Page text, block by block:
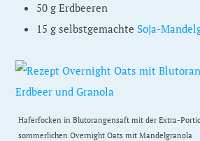
50 g Erdbeeren
15 g selbstgemachte Soja-
Haferfocken in Blutorangensaft mit der Extra-
sommerlichen Overnight Oats mit Mandelgranola